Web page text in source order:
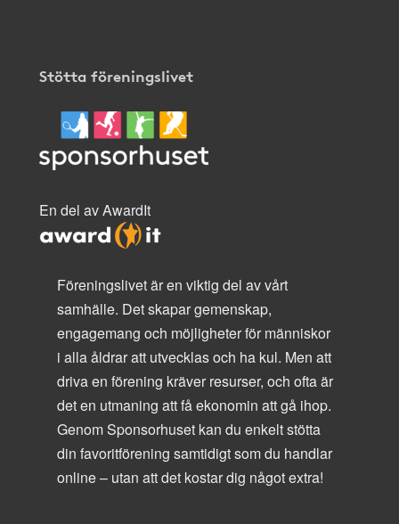
Stötta föreningslivet
En del av AwardIt
Föreningslivet är en viktig del av vårt
samhälle. Det skapar gemenskap,
engagemang och möjligheter för människor
i alla åldrar att utvecklas och ha kul. Men att
driva en förening kräver resurser, och ofta är
det en utmaning att få ekonomin att gå ihop.
Genom Sponsorhuset kan du enkelt stötta
din favoritförening samtidigt som du handlar
online – utan att det kostar dig något extra!